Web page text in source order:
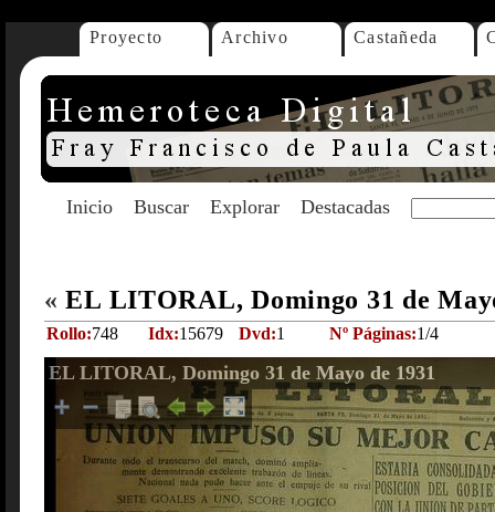
Proyecto Archivo Castañeda
Inicio Buscar Explorar Destacadas
« EL LITORAL, Domingo 31 de
Rollo:748 Idx:15679 Dvd:1 Nº Páginas:1/4
EL LITORAL, Domingo 31 de Mayo de 1931